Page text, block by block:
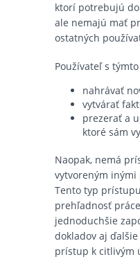
ktorí potrebujú
ale nemajú mať
ostatných
Používateľ s
nahrávať
vytvárať
prezerať a
ktoré sám
Naopak, nemá
vytvoreným inými
Tento typ
prehľadnosť
jednoduchšie
dokladov aj
prístup k citlivým